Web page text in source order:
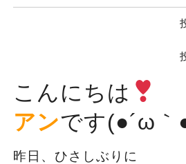
こんにちは
アンです(●´ω｀
昨日、ひさしぶりに